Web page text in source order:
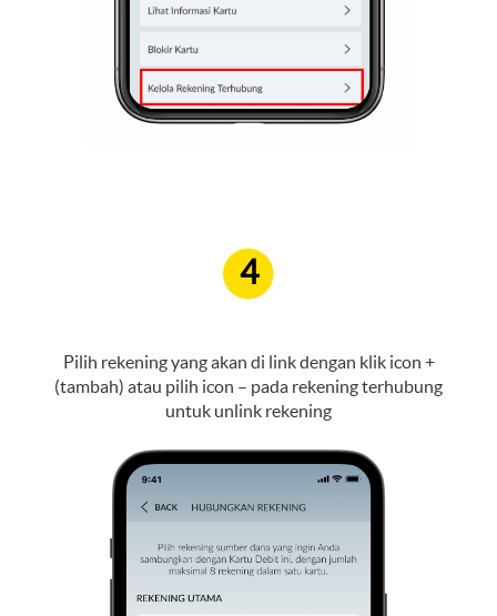
4
Pilih rekening yang akan di link dengan klik icon +
(tambah) atau pilih icon – pada rekening terhubung
untuk unlink rekening